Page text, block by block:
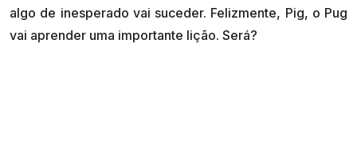
algo de inesperado vai suceder. Felizmente, Pig, o Pug